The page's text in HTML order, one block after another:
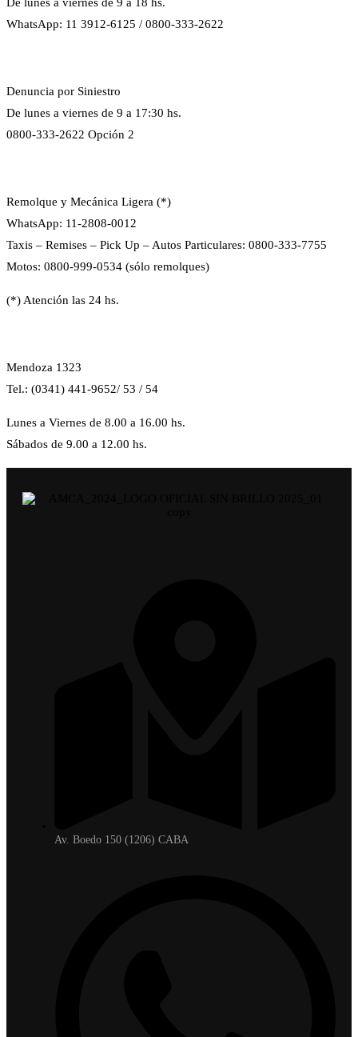
WhatsApp: 11 3912-6125 / 0800-333-2622
Denuncia por Siniestro
De lunes a viernes de 9 a 17:30 hs.
0800-333-2622 Opción 2
Remolque y Mecánica Ligera (*)
WhatsApp: 11-2808-0012
Taxis – Remises – Pick Up – Autos Particulares: 0800-333-7755
Motos: 0800-999-0534 (sólo remolques)
(*) Atención las 24 hs.
Mendoza 1323
Tel.: (0341) 441-9652/ 53 / 54
Lunes a Viernes de 8.00 a 16.00 hs.
Sábados de 9.00 a 12.00 hs.
Av. Boedo 150 (1206) CABA